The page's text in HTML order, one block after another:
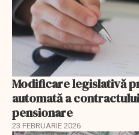
Modificare legislativă
automată a
pensionare
23 FEBRUARIE 2026